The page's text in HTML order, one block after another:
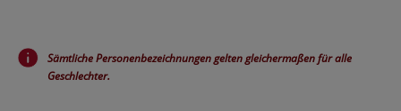
Sämtliche Personenbezeichnungen gelten gleichermaßen für alle
Geschlechter.